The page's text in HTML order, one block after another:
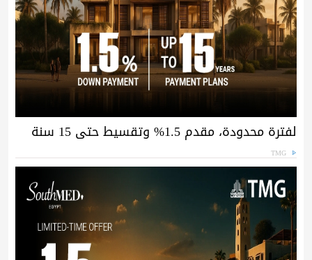
لفترة محدودة، مقدم 1.5% وتقسيط حتى 15 سنة
TMG